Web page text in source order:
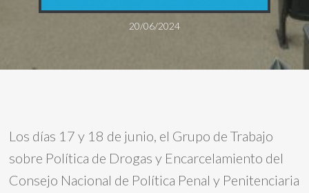
20/06/2024
Los días 17 y 18 de junio, el Grupo de Trabajo
sobre Política de Drogas y Encarcelamiento del
Consejo Nacional de Política Penal y Penitenciaria